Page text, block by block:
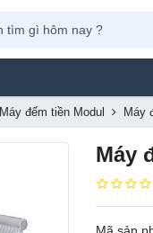
Máy đếm tiền Modul Máy
Máy